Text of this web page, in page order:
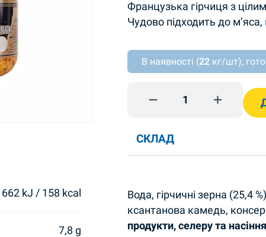
Французька гірчиця з
Чудово підходить до
В наявності (22 кг/шт),
Гірчиця Французька в
662 kJ / 158 kcal
7,8 g
СКЛАД
Вода, гірчичні зерна (25,4
ксантанова камедь,
продукти, селеру та насіння